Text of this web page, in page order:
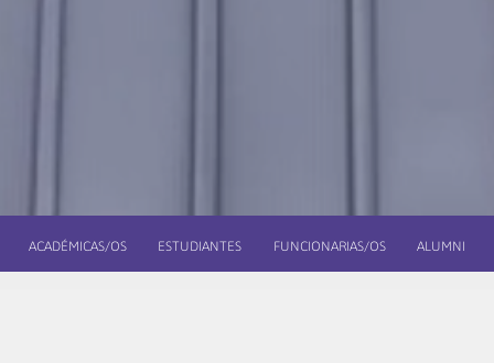
ACADÉMICAS/OS ESTUDIANTES FUNCIONARIAS/OS ALUMNI